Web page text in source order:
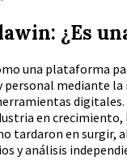
¿Es
una plataforma
mediante la
digitales.
en crecimiento,
tardaron en surgir,
y análisis